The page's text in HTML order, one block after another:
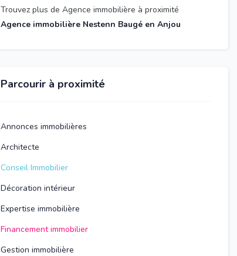
Trouvez plus de Agence immobilière à proximité
Agence immobilière Nestenn Baugé en Anjou
Parcourir à proximité
Annonces immobilières
Architecte
Conseil Immobilier
Décoration intérieur
Expertise immobilière
Financement immobilier
Gestion immobilière